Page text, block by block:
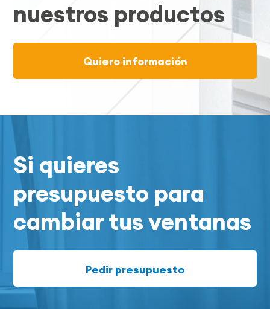
nuestros productos
Quiero información
Si quieres
presupuesto para
cambiar tus ventanas
Pedir presupuesto